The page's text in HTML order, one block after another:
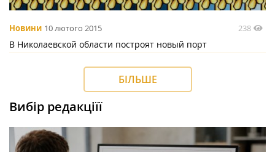
Новини 10 лютого 2015 238
В Николаевской области построят новый порт
БІЛЬШЕ
Вибір редакціїї